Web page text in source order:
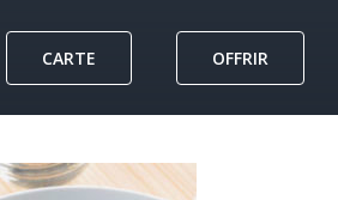
CARTE OFFRIR